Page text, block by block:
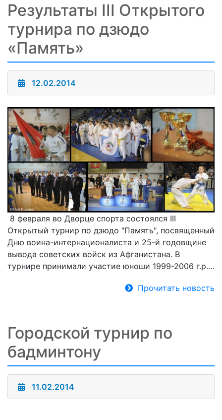
Результаты III Открытого
турнира по дзюдо
«Память»
12.02.2014
8 февраля во Дворце спорта состоялся III
Открытый турнир по дзюдо "Память", посвященный
Дню воина-интернационалиста и 25-й годовщине
вывода советских войск из Афганистана. В
турнире принимали участие юноши 1999-2006 г.р.…
Прочитать новость
Городской турнир по
бадминтону
11.02.2014